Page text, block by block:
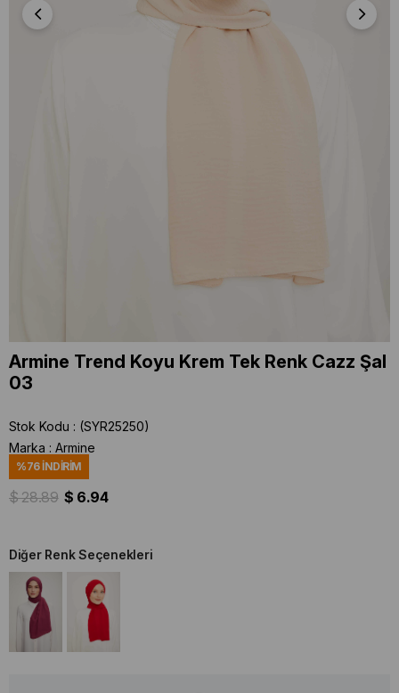
Armine Trend Koyu Krem Tek Renk Cazz Şal
03
Stok Kodu
(SYR25250)
Marka : Armine
%76İNDIRIM
$ 28.89 $ 6.94
Diğer Renk Seçenekleri